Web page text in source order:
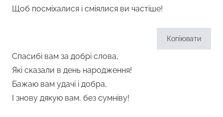
Щоб посміхалися і сміялися ви частіше!
Копіювати
Спасибі вам за добрі слова,
Які сказали в день народження!
Бажаю вам удачі і добра,
І знову дякую вам, без сумніву!